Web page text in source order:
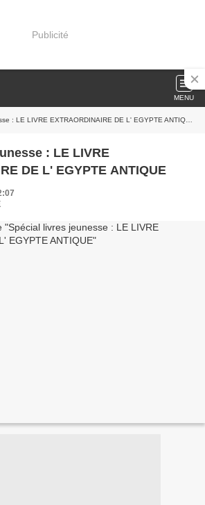
Publicité
MENU
: LE LIVRE EXTRAORDINAIRE DE L' EGYPTE ANTIQUE
: LE LIVRE
DE L' EGYPTE ANTIQUE